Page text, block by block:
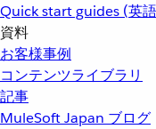
Quick start guides (英
資料
お客様事例
コンテンツライブラリ
記事
MuleSoft Japan ブログ